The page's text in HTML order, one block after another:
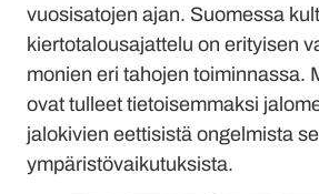
vuosisatojen ajan. Suomessa
kiertotalousajattelu on erityisen
monien eri tahojen toiminnassa.
ovat tulleet tietoisemmaksi
jalokivien eettisistä ongelmista
ympäristövaikutuksista.